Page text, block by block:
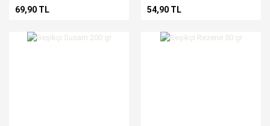
69,90 TL 54,90 TL